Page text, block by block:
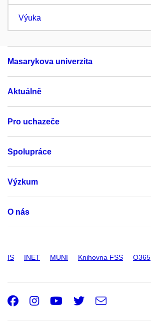
Výuka
Masarykova univerzita
Aktuálně
Pro uchazeče
Spolupráce
Výzkum
O nás
IS INET MUNI Knihovna FSS O365
Facebook
Instagram
Youtube
Twitter
e-